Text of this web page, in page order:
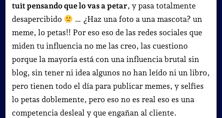
tuit pensando que lo vas a petar, y pasa totalmente
desapercibido
… ¿Haz una foto a una mascota? un
meme, lo petas!! Por eso eso de las redes sociales que
miden tu influencia no me las creo, las cuestiono
porque la mayoría está con una influencia brutal sin
blog, sin tener ni idea algunos no han leído ni un libro,
pero tienen todo el día para publicar memes, y selfies
lo petas doblemente, pero eso no es real eso es una
competencia desleal y que engañan al cliente.